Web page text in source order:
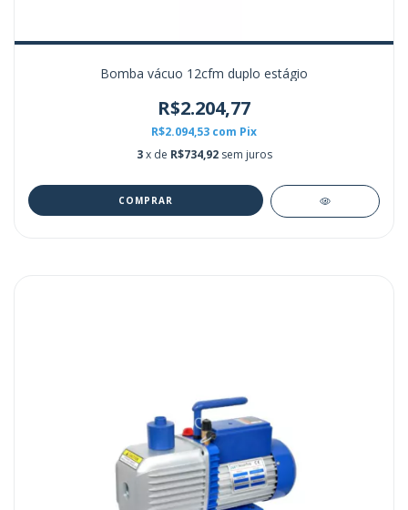
Bomba vácuo 12cfm duplo estágio
R$2.204,77
R$2.094,53 com Pix
3 x de R$734,92 sem juros